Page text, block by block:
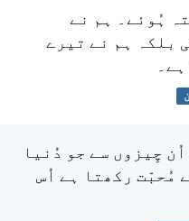
ہُوئے۔ ہم نے
بلکہ ہم نے تیرے
چِیزوں سے جو دُنیا
مُحبّت رکھتا ہے اُس